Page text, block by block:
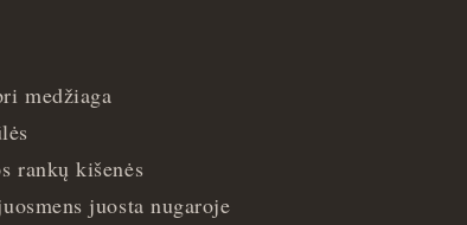
medžiaga
rankų kišenės
juosta nugaroje